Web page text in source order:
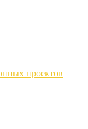
проектов